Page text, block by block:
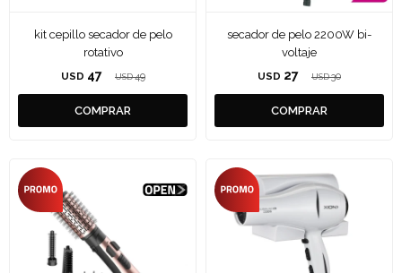
kit cepillo secador de pelo
rotativo
USD 47 USD 49
secador de pelo 2200W bi-
voltaje
USD 27 USD 30